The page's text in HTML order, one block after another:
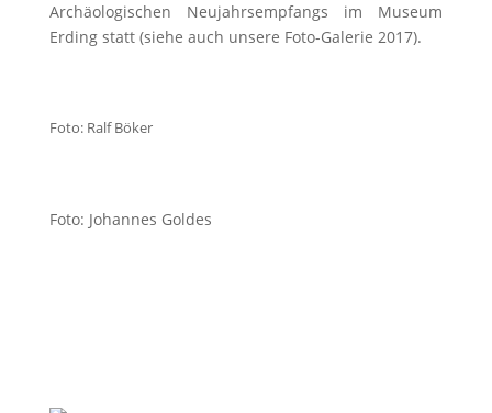
Archäologischen Neujahrsempfangs im Museum
Erding statt (siehe auch unsere Foto-Galerie 2017).
Foto: Ralf Böker
Foto: Johannes Goldes